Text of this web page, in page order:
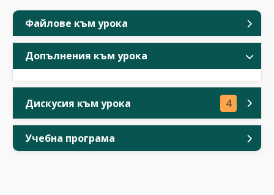
Файлове към урока
Допълнения към урока
Дискусия към урока 4
Учебна програма